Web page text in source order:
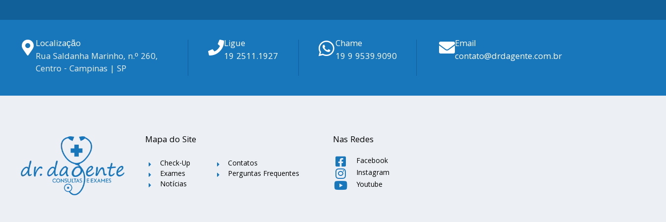
Localização
Rua Saldanha Marinho, n.º 260,
Centro - Campinas | SP
Ligue
19 2511.1927
Chame
19 9 9539.9090
Email
contato@drdagente.com.br
Mapa do Site
Check-Up
Exames
Notícias
Contatos
Perguntas Frequentes
Nas Redes
Facebook
Instagram
Youtube